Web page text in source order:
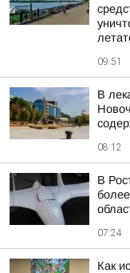
09:51
В
08:12
В
07:24
Как